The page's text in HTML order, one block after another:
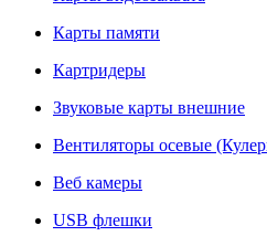
Карты памяти
Картридеры
Звуковые карты внешние
Вентиляторы осевые
Веб камеры
USB флешки